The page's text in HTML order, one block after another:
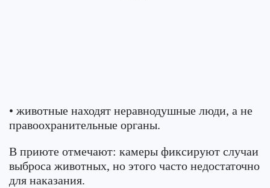
• животные находят неравнодушные люди, а не
правоохранительные органы.
В приюте отмечают: камеры фиксируют случаи
выброса животных, но этого часто недостаточно
для наказания.